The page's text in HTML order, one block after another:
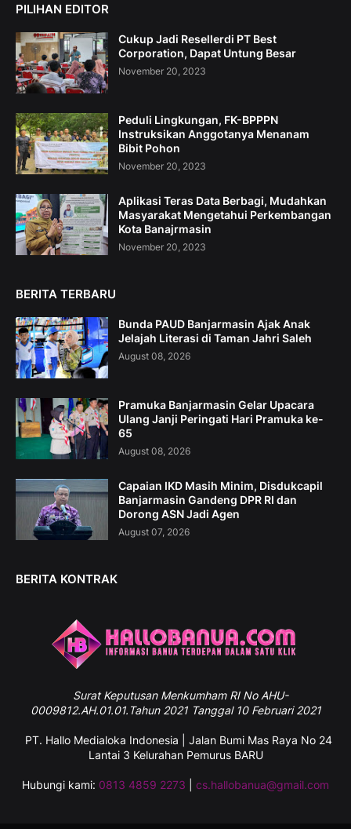
PILIHAN EDITOR
Cukup Jadi Resellerdi PT Best
Corporation, Dapat Untung Besar
November 20, 2023
Peduli Lingkungan, FK-BPPPN
Instruksikan Anggotanya Menanam
Bibit Pohon
November 20, 2023
Aplikasi Teras Data Berbagi, Mudahkan
Masyarakat Mengetahui Perkembangan
Kota Banajrmasin
November 20, 2023
BERITA TERBARU
Bunda PAUD Banjarmasin Ajak Anak
Jelajah Literasi di Taman Jahri Saleh
August 08, 2026
Pramuka Banjarmasin Gelar Upacara
Ulang Janji Peringati Hari Pramuka ke-
65
August 08, 2026
Capaian IKD Masih Minim, Disdukcapil
Banjarmasin Gandeng DPR RI dan
Dorong ASN Jadi Agen
August 07, 2026
BERITA KONTRAK
SuratKeputusan Menkumham RI No AHU-
0009812.AH.01.01.Tahun 2021 Tanggal 10 Februari 2021
PT. Hallo Medialoka Indonesia | Jalan Bumi Mas Raya No 24
Lantai 3 Kelurahan Pemurus BARU
Hubungi kami: 0813 4859 2273 cs.hallobanua@gmail.com